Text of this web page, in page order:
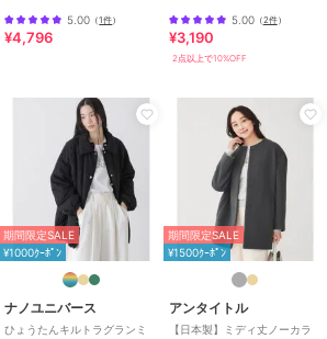
ナノ・ユニバース
アウター・ジャケット・コート
アウター・ジャケット・コート
ノーカラーコート
ブルーグレー5、グレージュ3、D.
ネイビー1
Ｆ
ポリエステル 98% ポリウレタン
2%
商品のお取り扱い方法
5.00 （1件）
¥4,796
5.00（2件）
¥3,190
2点以上で10%OFF
期間限定SALE
¥1000ｸｰﾎﾟﾝ
ナノユニバース
ひょうたんキルトラグランミ
期間限定SALE
¥1500ｸｰﾎﾟﾝ
アンタイトル
【日本製】ミディ丈ノーカラ